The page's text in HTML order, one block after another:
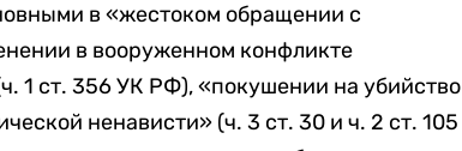
в «жестоком обращении с
в вооруженном конфликте
1 ст. 356 УК РФ), «покушении на убийство
ненависти» (ч. 3 ст. 30 и ч. 2 ст. 105